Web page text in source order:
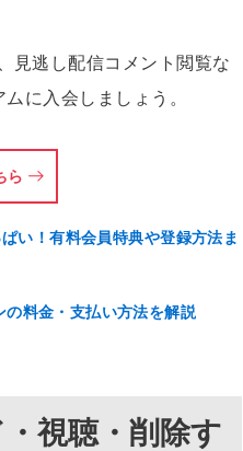
見逃し配信コメント閲覧な
に入会しましょう。
ら
い！有料会員特典や登録方法ま
料金・支払い方法を解説
視聴・削除す